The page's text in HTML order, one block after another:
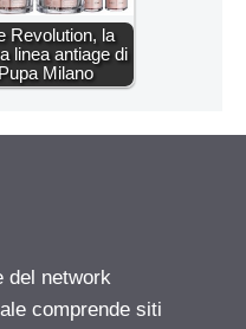
Revolution, la
linea antiage di
Pupa Milano
del network
comprende siti